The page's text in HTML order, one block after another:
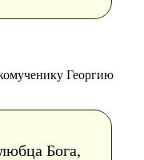
Георгию
Бога,